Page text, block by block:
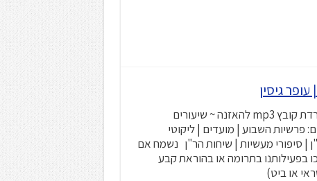
גיסין
~ הורדת קובץ mp3 להאזנה ~ שיעורים
פרשיות השבוע | מועדים | ליקוטי
| סיפורי מעשיות | שיחות הר"ן נשמח אם
בפעילותנו בתרומה או בהוראת קבע
או ביט)